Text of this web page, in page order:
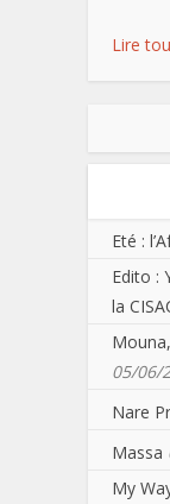
Lire
Eté :
Edito :
la
05/06/
Nare
Massa
My